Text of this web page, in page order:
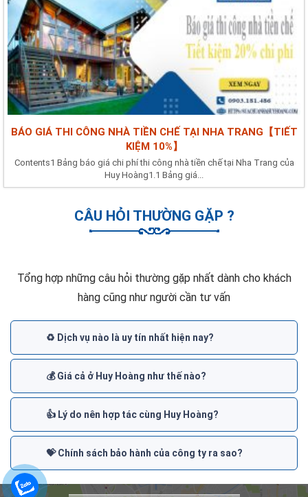
BÁO GIÁ THI CÔNG NHÀ TIỀN CHẾ TẠI NHA TRANG【TIẾT
KIỆM 10%】
Contents1 Bảng báo giá chi phí thi công nhà tiền chế tại Nha Trang của
Huy Hoàng1.1 Bảng giá...
CÂU HỎI THƯỜNG GẶP ?
Tổng hợp những câu hỏi thường gặp nhất dành cho khách
hàng cũng như người cần tư vấn
♻️ Dịch vụ nào là uy tín nhất hiện nay?
💰 Giá cả ở Huy Hoàng như thế nào?
👍 Lý do nên hợp tác cùng Huy Hoàng?
💝 Chính sách bảo hành của công ty ra sao?